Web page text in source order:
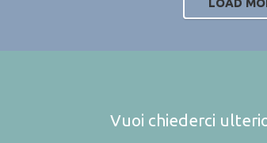
Vuoi chiederci